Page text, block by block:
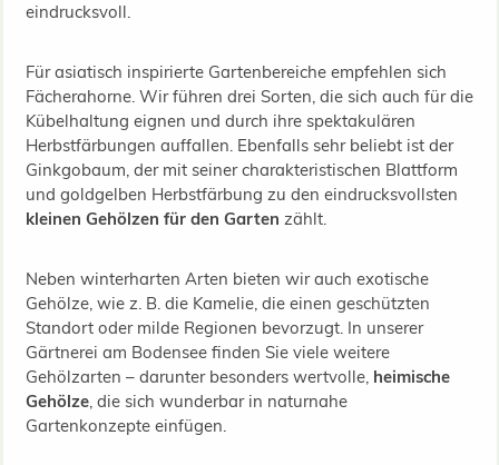
eindrucksvoll.
Für asiatisch inspirierte Gartenbereiche empfehlen sich
Fächerahorne. Wir führen drei Sorten, die sich auch für die
Kübelhaltung eignen und durch ihre spektakulären
Herbstfärbungen auffallen. Ebenfalls sehr beliebt ist der
Ginkgobaum, der mit seiner charakteristischen Blattform
und goldgelben Herbstfärbung zu den eindrucksvollsten
kleinen Gehölzen für den Garten zählt.
Neben winterharten Arten bieten wir auch exotische
Gehölze, wie z. B. die Kamelie, die einen geschützten
Standort oder milde Regionen bevorzugt. In unserer
Gärtnerei am Bodensee finden Sie viele weitere
Gehölzarten – darunter besonders wertvolle, heimische
Gehölze, die sich wunderbar in naturnahe
Gartenkonzepte einfügen.